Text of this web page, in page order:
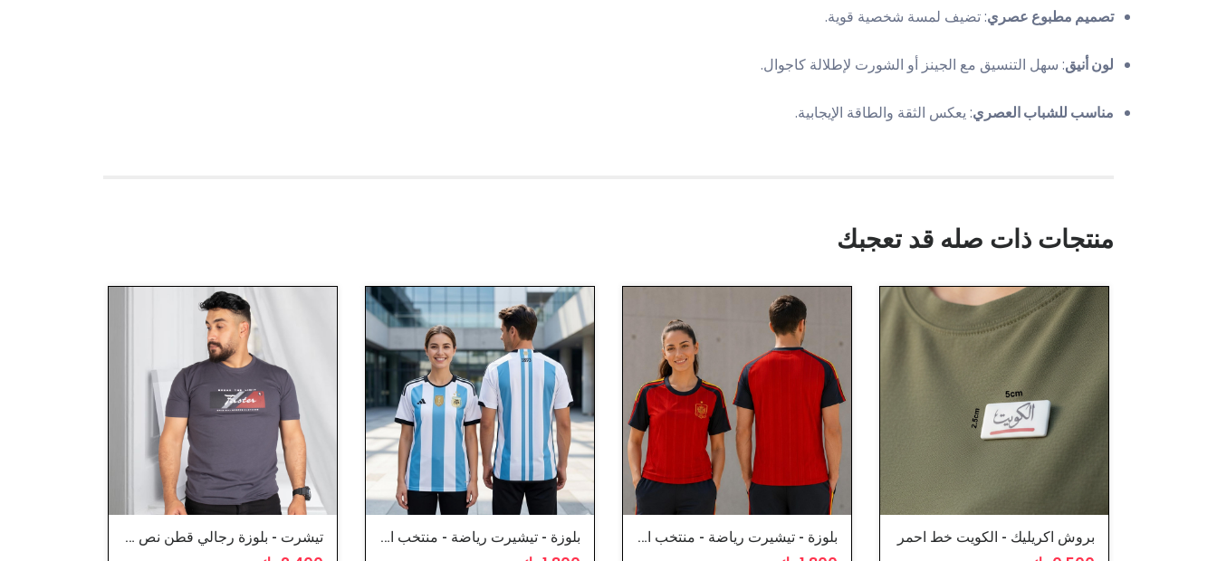
تصميم مطبوع عصري: تضيف لمسة شخصية قوية.
لون أنيق: سهل التنسيق مع الجينز أو الشورت لإطلالة كاجوال.
مناسب للشباب العصري: يعكس الثقة والطاقة الإيجابية.
منتجات ذات صله قد تعجبك
بروش اكريليك - الكويت خط احمر بلوزة - تيشيرت رياضة - منتخب اسبانيا بلوزة - تيشيرت رياضة - منتخب الارجنتين تيشرت - بلوزة رجالي قطن نص كم